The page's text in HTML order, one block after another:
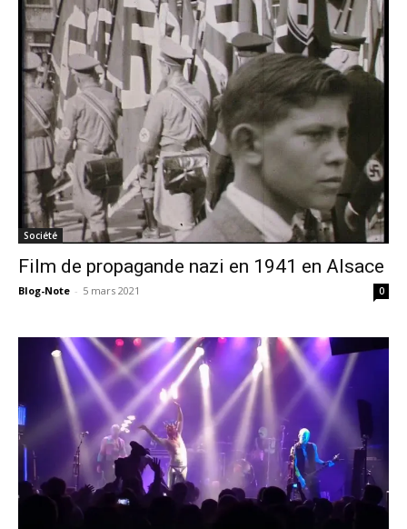
Société
Film de propagande nazi en 1941 en Alsace
Blog-Note - 5 mars 2021 0